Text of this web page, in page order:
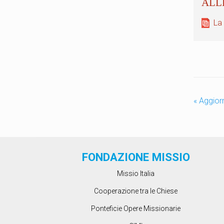
«
FONDAZIONE MISSIO
Missio Italia
Cooperazione tra le Chiese
Ponteficie Opere Missionarie